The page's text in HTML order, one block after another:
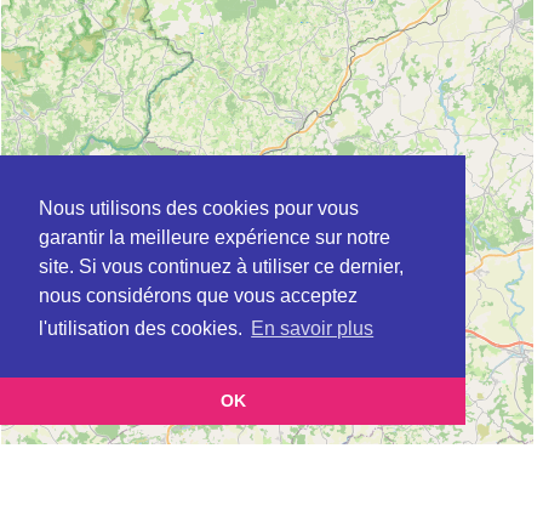
Nous utilisons des cookies pour vous
garantir la meilleure expérience sur notre
site. Si vous continuez à utiliser ce dernier,
nous considérons que vous acceptez
l'utilisation des cookies. En savoir plus
OK